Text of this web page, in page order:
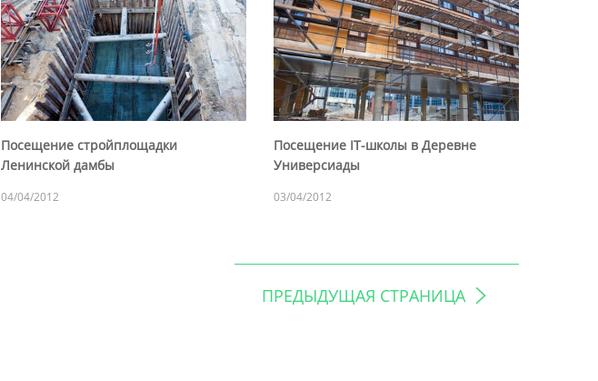
Посещение стройплощадки
Ленинской дамбы
04/04/2012
Посещение IT-школы в Деревне
Универсиады
03/04/2012
ПРЕДЫДУЩАЯ СТРАНИЦА